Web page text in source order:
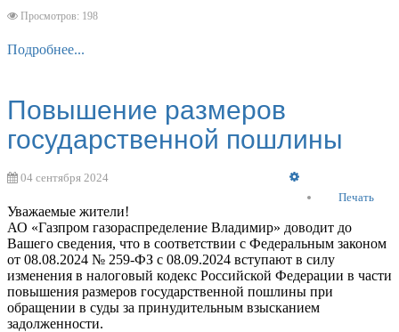
Просмотров: 198
Подробнее...
Повышение размеров
государственной пошлины
Печать
04 сентября 2024
Уважаемые жители!
АО «Газпром газораспределение Владимир» доводит до
Вашего сведения, что в соответствии с Федеральным законом
от 08.08.2024 № 259-ФЗ с 08.09.2024 вступают в силу
изменения в налоговый кодекс Российской Федерации в части
повышения размеров государственной пошлины при
обращении в суды за принудительным взысканием
задолженности.